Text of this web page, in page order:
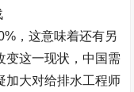
，这意味着还有另
变这一现状，中国需
加大对给排水工程师